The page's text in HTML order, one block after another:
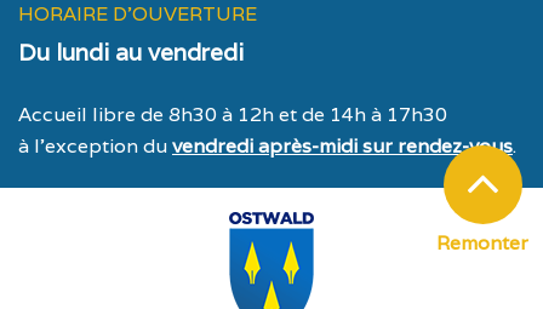
HORAIRE D'OUVERTURE
Du lundi au vendredi
Accueil libre de 8h30 à 12h et de 14h à 17h30
à l’exception duvendredi après-midi sur rendez-vous.
Remonter